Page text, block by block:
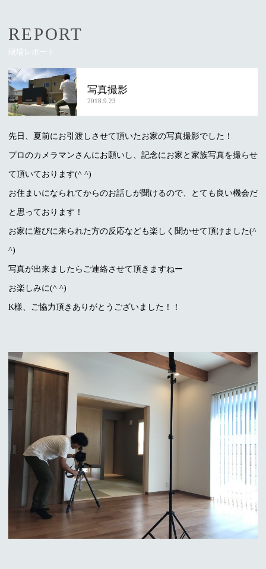
REPORT
現場レポート
写真撮影
2018.9.23
先日、夏前にお引渡しさせて頂いたお家の写真撮影でした！
プロのカメラマンさんにお願いし、記念にお家と家族写真を撮らせ
て頂いております(^ ^)
お住まいになられてからのお話しが聞けるので、とても良い機会だ
と思っております！
お家に遊びに来られた方の反応なども楽しく聞かせて頂けました(^
^)
写真が出来ましたらご連絡させて頂きますねー
お楽しみに(^ ^)
K樣、ご協力頂きありがとうございました！！